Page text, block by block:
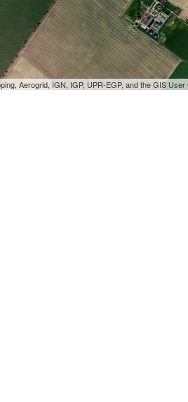
Aerogrid, IGN, IGP, UPR-EGP, and the GIS User